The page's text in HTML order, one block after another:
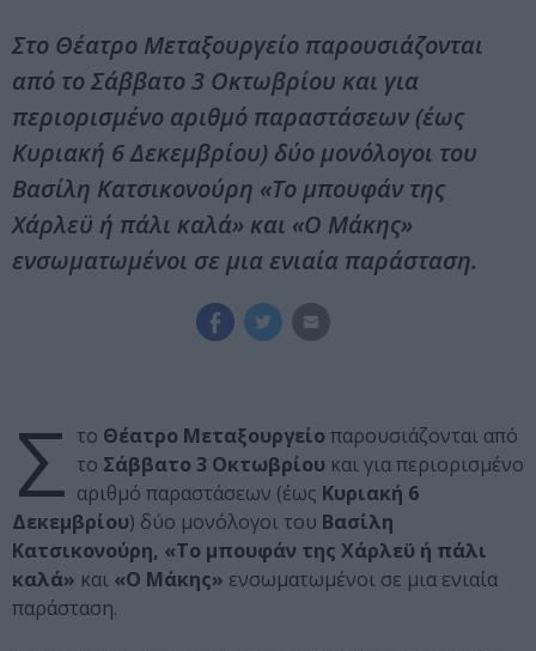
Στο Θέατρο Μεταξουργείο παρουσιάζονται
από το Σάββατο 3 Οκτωβρίου και για
περιορισμένο αριθμό παραστάσεων (έως
Κυριακή 6 Δεκεμβρίου) δύο μονόλογοι του
Βασίλη Κατσικονούρη «To μπουφάν της
Χάρλεϋ ή πάλι καλά» και «Ο Μάκης»
ενσωματωμένοι σε μια ενιαία παράσταση.
Σ το Θέατρο Μεταξουργείο παρουσιάζονται από
το Σάββατο 3 Οκτωβρίου και για περιορισμένο
αριθμό παραστάσεων (έως Κυριακή 6
Δεκεμβρίου) δύο μονόλογοι του Βασίλη
Κατσικονούρη, «To μπουφάν της Χάρλεϋ ή πάλι
καλά» και «Ο Μάκης» ενσωματωμένοι σε μια ενιαία
παράσταση.